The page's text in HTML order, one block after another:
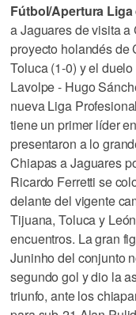
Fútbol/Apertura Liga
a Jaguares de visita
proyecto holandés de
Toluca (1-0) y el
Lavolpe - Hugo
nueva Liga
tiene un primer líder
presentaron a lo
Chiapas a Jaguares
Ricardo Ferretti se
delante del vigente
Tijuana, Toluca y
encuentros. La gran
Juninho del conjunto
segundo gol y dio la
triunfo, ante los